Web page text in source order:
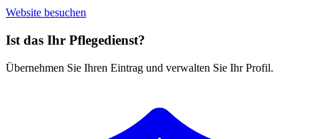
Website besuchen
Ist das Ihr Pflegedienst?
Übernehmen Sie Ihren Eintrag und verwalten Sie Ihr Profil.